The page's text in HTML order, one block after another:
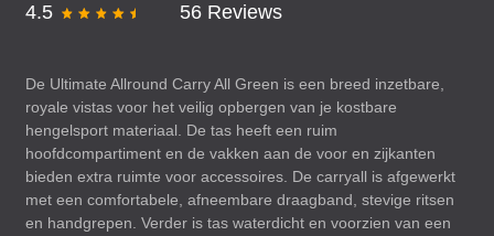
4.5 56 Reviews
De Ultimate Allround Carry All Green is een breed inzetbare,
royale vistas voor het veilig opbergen van je kostbare
hengelsport materiaal. De tas heeft een ruim
hoofdcompartiment en de vakken aan de voor en zijkanten
bieden extra ruimte voor accessoires. De carryall is afgewerkt
met een comfortabele, afneembare draagband, stevige ritsen
en handgrepen. Verder is tas waterdicht en voorzien van een